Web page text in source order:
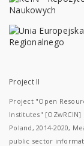
Project II
Project "Open
Institutes"
Poland, 2014-2020,
public sector